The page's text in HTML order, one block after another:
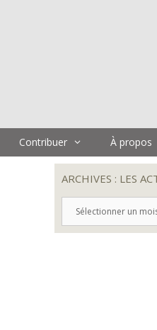
Contribuer À propos
ARCHIVES : LES
LES